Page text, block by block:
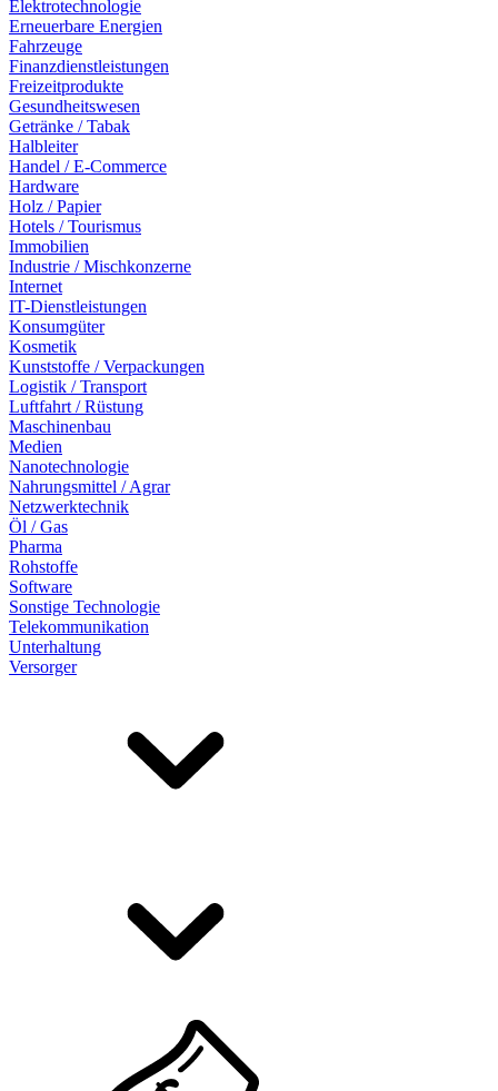
Elektrotechnologie
Erneuerbare Energien
Fahrzeuge
Finanzdienstleistungen
Freizeitprodukte
Gesundheitswesen
Getränke / Tabak
Halbleiter
Handel / E-Commerce
Hardware
Holz / Papier
Hotels / Tourismus
Immobilien
Industrie / Mischkonzerne
Internet
IT-Dienstleistungen
Konsumgüter
Kosmetik
Kunststoffe / Verpackungen
Logistik / Transport
Luftfahrt / Rüstung
Maschinenbau
Medien
Nanotechnologie
Nahrungsmittel / Agrar
Netzwerktechnik
Öl / Gas
Pharma
Rohstoffe
Software
Sonstige Technologie
Telekommunikation
Unterhaltung
Versorger